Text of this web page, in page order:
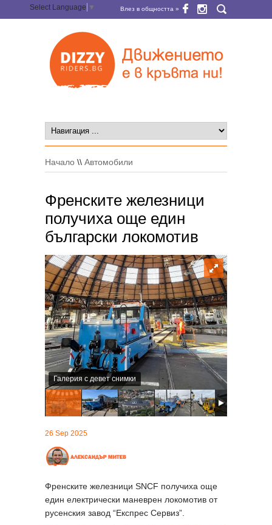
Select Language ▼ Влез в общността »
Начало \\ Автомобили
Френските железници
получиха още един
български локомотив
Галерия с девет снимки
26 Sep 2025
Френските железници SNCF получиха още
един електрически маневрен локомотив от
русенския завод “Експрес Сервиз”.